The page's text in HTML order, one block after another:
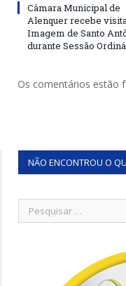
Câmara Municipal de
Alenquer recebe
Imagem de Santo
durante Sessão
Os comentários estão
NÃO ENCONTROU O